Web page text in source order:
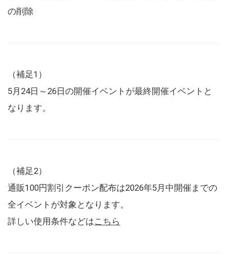
の削除
（補足1）
5月24日～26日の開催イベントが最終開催イベントと
なります。
（補足2）
通販100円割引クーポン配布は2026年5月中開催までの
全イベントが対象となります。
詳しい使用条件などはこちら